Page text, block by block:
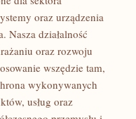
oraz urządzenia
Nasza działalność
oraz rozwoju
wszędzie tam,
wykonywanych
usług oraz